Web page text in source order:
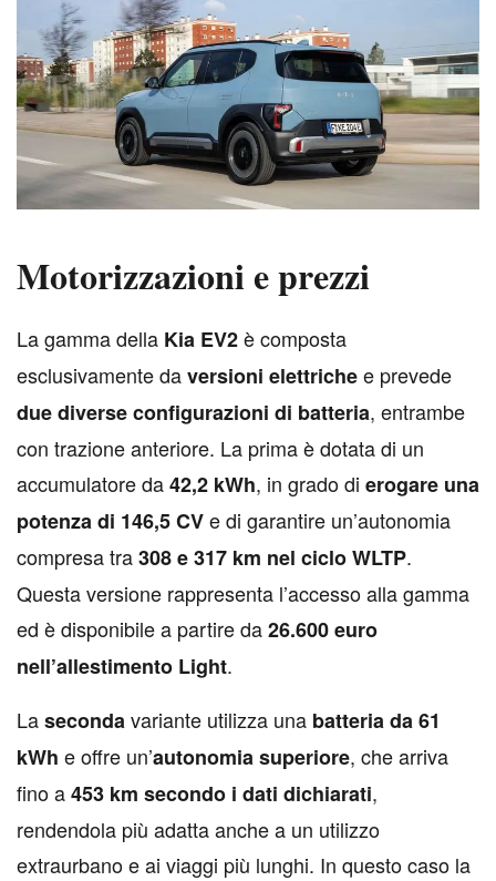
Motorizzazioni e prezzi
La gamma della Kia EV2è composta
esclusivamente daversioni elettrichee prevede
due diverse configurazioni di batteria, entrambe
con trazione anteriore. La prima è dotata di un
accumulatore da42,2 kWh, in grado di erogare una
potenza di 146,5 CVe di garantire un’autonomia
compresa tra308 e 317 km nel ciclo WLTP.
Questa versione rappresenta l’accesso alla gamma
ed è disponibile a partire da26.600 euro
nell’allestimento Light.
Lasecondavariante utilizza una batteria da 61
kWh e offre un’autonomia superiore, che arriva
fino a453 km secondo i dati dichiarati,
rendendola più adatta anche a un utilizzo
extraurbano e ai viaggi più lunghi. In questo caso la